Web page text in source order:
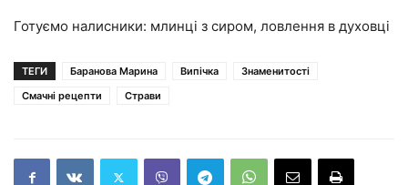
Готуємо налисники: млинці з сиром, ловлення в духовці
ТЕГИ Баранова Марина Випічка
Знаменитості
Смачні рецепти
Страви